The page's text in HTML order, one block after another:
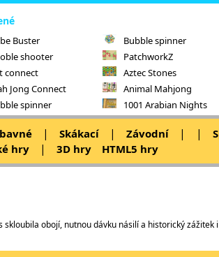
Buster
shooter
connect
Jong Connect
spinner
Bubble spinner
PatchworkZ
Aztec Stones
Animal Mahjong
1001 Arabian Nights
| Skákací | Závodní | |
hry | 3D hry HTML5 hry
obojí, nutnou dávku násilí a historický